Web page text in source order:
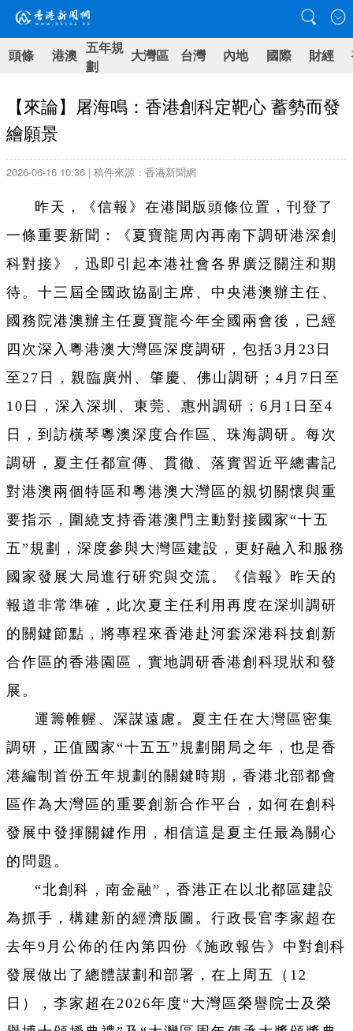
頭條 港澳 五年規
劃
大灣區 台灣 內地 國際 財經
【來論】屠海鳴：香港創科定靶心 蓄勢而發
繪願景
2026-06-16 10:36 | 稿件來源：香港新聞網
昨天，《信報》在港聞版頭條位置，刊登了
一條重要新聞：《夏寶龍周內再南下調研港深創
科對接》，迅即引起本港社會各界廣泛關注和期
待。十三屆全國政協副主席、中央港澳辦主任、
國務院港澳辦主任夏寶龍今年全國兩會後，已經
四次深入粵港澳大灣區深度調研，包括3月23日
至27日，親臨廣州、肇慶、佛山調研；4月7日至
10日，深入深圳、東莞、惠州調研；6月1日至4
日，到訪橫琴粵澳深度合作區、珠海調研。每次
調研，夏主任都宣傳、貫徹、落實習近平總書記
對港澳兩個特區和粵港澳大灣區的親切關懷與重
要指示，圍繞支持香港澳門主動對接國家“十五
五”規劃，深度參與大灣區建設，更好融入和服務
國家發展大局進行研究與交流。《信報》昨天的
報道非常準確，此次夏主任利用再度在深圳調研
的關鍵節點，將專程來香港赴河套深港科技創新
合作區的香港園區，實地調研香港創科現狀和發
展。
運籌帷幄、深謀遠慮。夏主任在大灣區密集
調研，正值國家“十五五”規劃開局之年，也是香
港編制首份五年規劃的關鍵時期，香港北部都會
區作為大灣區的重要創新合作平台，如何在創科
發展中發揮關鍵作用，相信這是夏主任最為關心
的問題。
“北創科，南金融”，香港正在以北都區建設
為抓手，構建新的經濟版圖。行政長官李家超在
去年9月公佈的任內第四份《施政報告》中對創科
發展做出了總體謀劃和部署，在上周五（12
日），李家超在2026年度“大灣區榮譽院士及榮